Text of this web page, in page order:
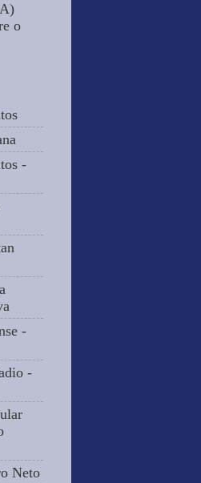
o
-
-
-
Neto